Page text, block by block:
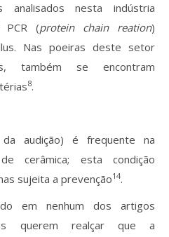
analisados nesta indústria
PCR (protein chain reation)
Nas poeiras deste setor
também se encontram
8.
da audição) é frequente na
cerâmica; esta condição
sujeita a prevenção14.
em nenhum dos artigos
querem realçar que a